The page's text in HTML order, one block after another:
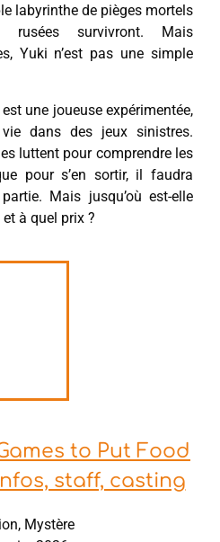
labyrinthe de pièges mortels
survivront. Mais
Yuki n’est pas une simple
une joueuse expérimentée,
dans des jeux sinistres.
luttent pour comprendre les
pour s’en sortir, il faudra
Mais jusqu’où est-elle
à quel prix ?
to Put Food
staff, casting
Mystère